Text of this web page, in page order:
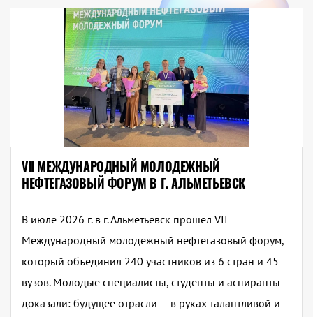
VII МЕЖДУНАРОДНЫЙ МОЛОДЕЖНЫЙ
НЕФТЕГАЗОВЫЙ ФОРУМ В Г. АЛЬМЕТЬЕВСК
В июле 2026 г. в г. Альметьевск прошел VII
Международный молодежный нефтегазовый форум,
который объединил 240 участников из 6 стран и 45
вузов. Молодые специалисты, студенты и аспиранты
доказали: будущее отрасли — в руках талантливой и